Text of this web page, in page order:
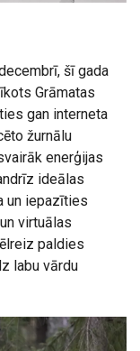
šī gada
Grāmatas
gan interneta
žurnālu
enerģijas
ideālas
un iepazīties
virtuālas
paldies
labu vārdu